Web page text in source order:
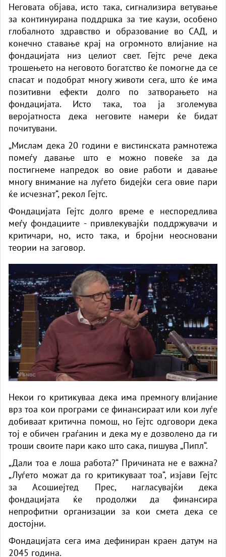
Неговата објава, исто така, сигнализира ветување
за континуирана поддршка за тие каузи, особено
глобалното здравство и образование во САД, и
конечно ставање крај на огромното влијание на
фондацијата низ целиот свет. Гејтс рече дека
трошењето на неговото богатство ќе помогне да се
спасат и подобрат многу животи сега, што ќе има
позитивни ефекти долго по затворањето на
фондацијата. Исто така, тоа ја зголемува
веројатноста дека неговите намери ќе бидат
почитувани.
„Мислам дека 20 години е вистинската рамнотежа
помеѓу давање што е можно повеќе за да
постигнеме напредок во овие работи и давање
многу внимание на луѓето бидејќи сега овие пари
ќе исчезнат“, рекол Гејтс.
Фондацијата Гејтс долго време е неспоредлива
меѓу фондациите - привлекувајќи поддржувачи и
критичари, но, исто така, и бројни неосновани
теории на заговор.
Некои го критикуваа дека има премногу влијание
врз тоа кои програми се финансираат или кои луѓе
добиваат критична помош, но Гејтс одговори дека
тој е обичен граѓанин и дека му е дозволено да ги
троши своите пари како што сака, пишува „Пипл“.
„Дали тоа е лоша работа?“ Причината не е важна?
„Луѓето можат да го критикуваат тоа“, изјави Гејтс
за Асошиејтед Прес, нагласувајќи дека
фондацијата ќе продолжи да финансира
непрофитни организации за кои смета дека се
достојни.
Фондацијата сега има дефиниран краен датум на
2045 година.